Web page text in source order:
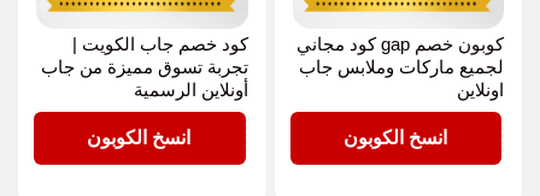
كوبون خصم gap كود مجاني
لجميع ماركات وملابس جاب
اونلاين
STAR5انسخ الكوبون
كود خصم جاب الكويت |
تجربة تسوق مميزة من جاب
أونلاين الرسمية
STAR5انسخ الكوبون